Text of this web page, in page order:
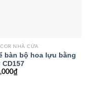
NHÀ CỬA
bàn bộ hoa lựu bằng
₫